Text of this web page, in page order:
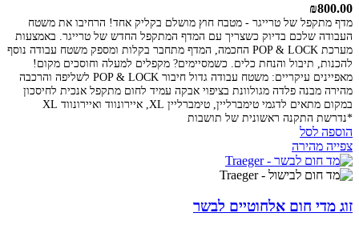
₪800.00
מדף מתקפל של טרייגר - מטבח חוץ מושלם בקליק אחד! הרחיבו את משטח
העבודה שלכם בדיוק כשצריך עם המדף המתקפל החדש של טרייגר. באמצעות
מערכת POP & LOCK החכמה, המדף מתחבר בקלות ומספק משטח עבודה נוסף
להכנות, תיבול והנחת כלים. כשמסיימים? מקפלים למעלה וחוסכים מקום!
מאפיינים עיקריים: משטח עבודה גדול
חיבור POP & LOCK לשליפה והרכבה
מהירה מבנה פלדה מגולוונת בציפוי אבקה עמיד לחום מתקפל אנכית לחיסכון
במקום מתאים לדגמי טימברליין, טימברליין XL, איירונווד ואיירונווד XL
*נדרשת התקנה ראשונית של תושבות
הוספה לסל
צפייה מהירה
זוג מדי חום אלחוטיים לבשר